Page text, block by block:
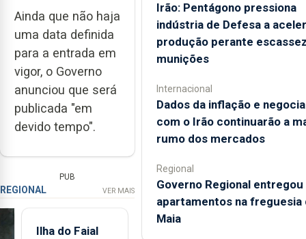
Ainda que não haja
uma data definida
para a entrada em
vigor, o Governo
anunciou que será
publicada "em
devido tempo".
PUB
REGIONAL VER MAIS
Ilha do Faial
Irão: Pentágono pressiona
indústria de Defesa a
produção perante
munições
Internacional
Dados da inflação e
com o Irão continuarão a
rumo dos mercados
Regional
Governo Regional entregou
apartamentos na freguesia
Maia